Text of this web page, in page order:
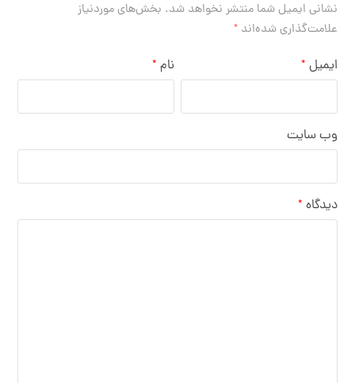
نشانی ایمیل شما منتشر نخواهد شد. بخش‌های موردنیاز
علامت‌گذاری شده‌اند*
نام * ایمیل *
وب‌ سایت
دیدگاه *